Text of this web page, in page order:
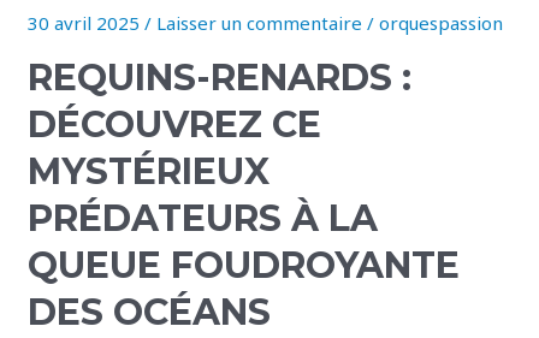
30 avril 2025/ Laisser un commentaire /orquespassion
REQUINS-RENARDS :
DÉCOUVREZ CE
MYSTÉRIEUX
PRÉDATEURS À LA
QUEUE FOUDROYANTE
DES OCÉANS
Requins-
Découvrez
ce
mystérieux
prédateurs
à
la
queue
foudroyante